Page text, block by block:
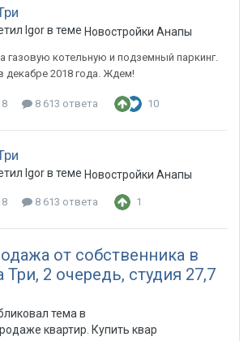
Igor в теме Новостройки Анапы
газовую котельную и подземный паркинг.
2018 года. Ждем!
8 613 ответа 10
Igor в теме Новостройки Анапы
8 613 ответа 1
от собственника в
2 очередь, студия 27,7
тема в
квартир. Купить квартиру в Анапе.